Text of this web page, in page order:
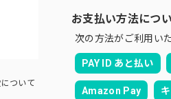
ついて
お支払い方法につ
次の方法がご利用い
PAY ID あと払い
Amazon Pay